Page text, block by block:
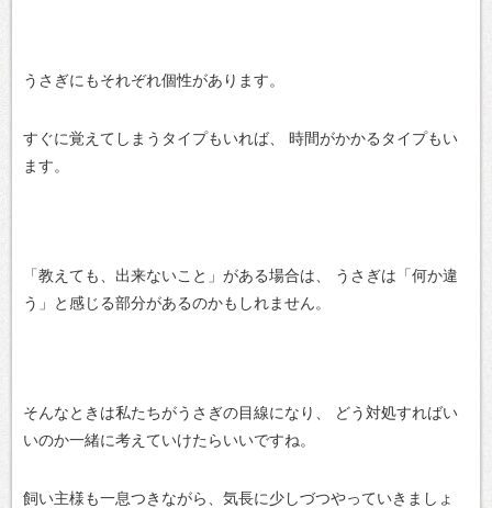
うさぎにもそれぞれ個性があります。
すぐに覚えてしまうタイプもいれば、
時間がかかるタイプもい
ます。
「教えても、出来ないこと」がある場合は、
うさぎは「何か違
う」と感じる部分があるのかもしれません。
そんなときは私たちがうさぎの目線になり、
どう対処すればい
いのか一緒に考えていけたらいいですね。
飼い主様も一息つきながら、気長に少しづつやっていきましょ